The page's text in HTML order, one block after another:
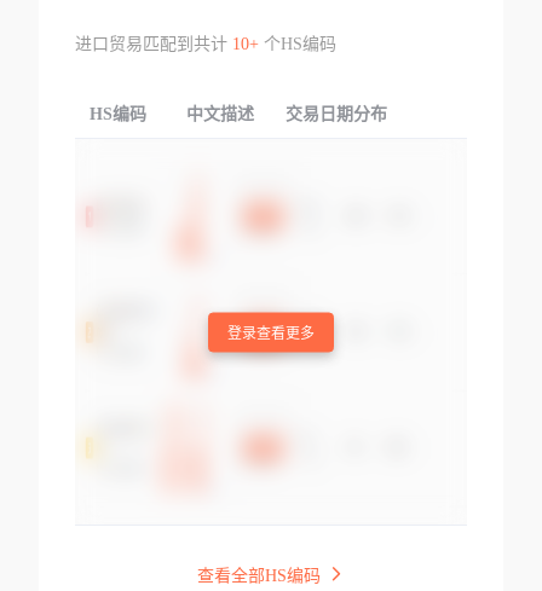
进口贸易匹配到共计 10+个HS编码
HS编码 中文描述 交易日期分布
登录查看更多
查看全部HS编码